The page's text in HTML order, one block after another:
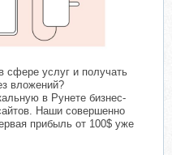
сфере услуг и получать
вложений?
в Рунете бизнес-
Наши совершенно
прибыль от 100$ уже